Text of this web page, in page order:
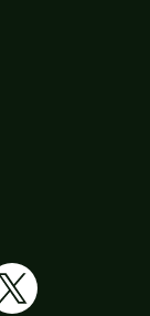
吧。
期待下次
老师，下